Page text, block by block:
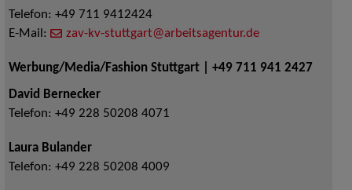
Telefon: +49 711 9412424
E-Mail:
zav-kv-stuttgart@arbeitsagentur.de
Werbung/Media/Fashion Stuttgart | +49 711 941 2427
David Bernecker
Telefon: +49 228 50208 4071
Laura Bulander
Telefon: +49 228 50208 4009